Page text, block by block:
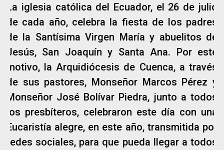
La iglesia católica del Ecuador, el 26 de julio
de cada año, celebra la fiesta de los padres
de la Santísima Virgen María y abuelitos de
Jesús, San Joaquín y Santa Ana. Por este
motivo, la Arquidiócesis de Cuenca, a través
de sus pastores, Monseñor Marcos Pérez y
Monseñor José Bolívar Piedra, junto a todos
los presbíteros, celebraron este día con una
Eucaristía alegre, en este año, transmitida por
redes sociales, para que pueda llegar a todos